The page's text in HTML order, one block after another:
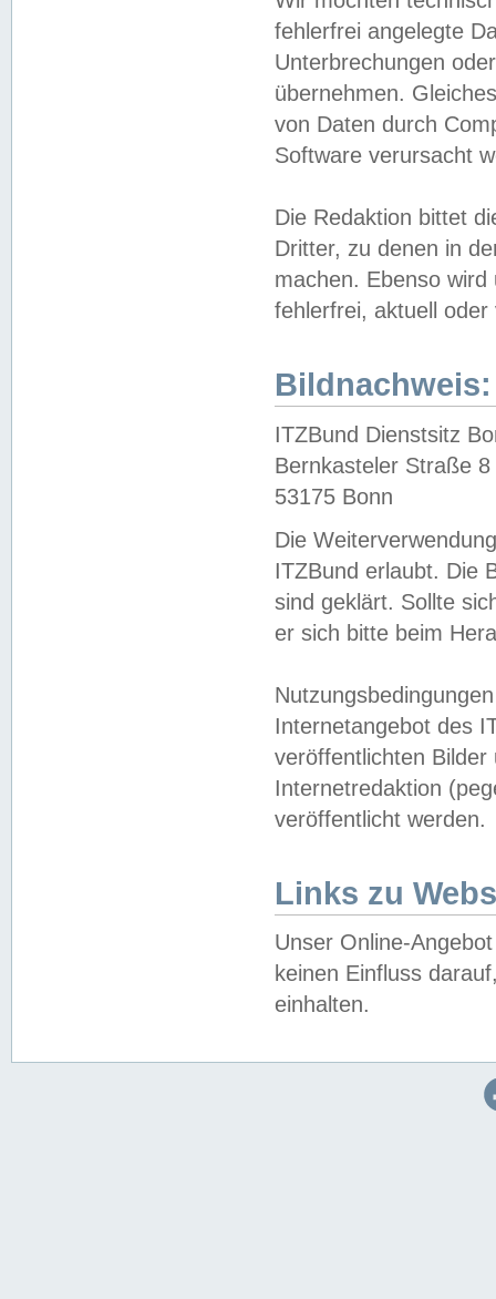
fehlerfrei angelegte
Unterbrechungen
übernehmen.
von Daten durch
Software verursacht
Die Redaktion bittet
Dritter, zu denen in
machen. Ebenso
fehlerfrei, aktuell oder
Bildnachweis:
ITZBund Dienstsitz
Bernkasteler Straße 8
53175 Bonn
Die
ITZBund erlaubt. Die
sind geklärt. Sollte
er sich bitte beim
Internetangebot des
veröffentlichten
Internetredaktion
veröffentlicht werden.
Links zu
Unser Online-
keinen Einfluss
einhalten.